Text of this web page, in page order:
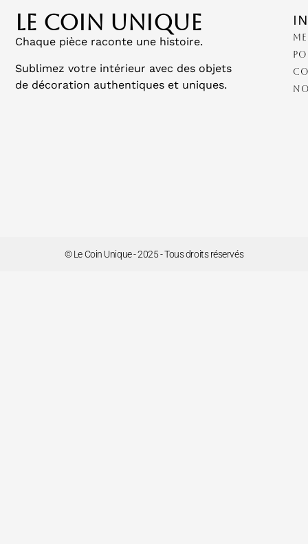
LE COIN UNIQUE
Chaque pièce raconte une histoire.
Sublimez votre intérieur avec des objets
de décoration authentiques et uniques.
© Le Coin Unique - 2025 - Tous droits réservés